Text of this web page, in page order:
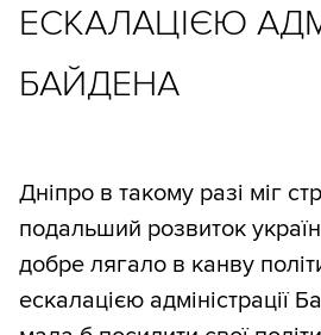
ЕСКАЛАЦІЄЮ
БАЙДЕНА
Дніпро в такому разі міг
подальший розвиток
добре лягало в канву
ескалацією адміністрації